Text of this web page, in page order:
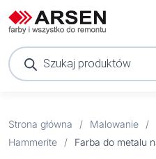
Wyszukiwarka
produktów
Strona główna / Malowanie /
Hammerite
/